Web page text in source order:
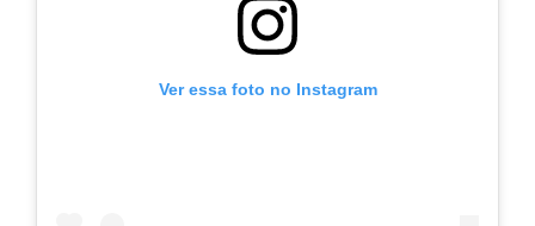
Ver essa foto no Instagram